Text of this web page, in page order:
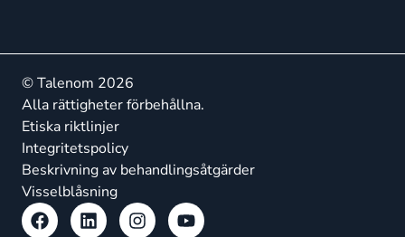
© Talenom 2026
Alla rättigheter förbehållna.
Etiska riktlinjer
Integritetspolicy
Beskrivning av behandlingsåtgärder
Visselblåsning